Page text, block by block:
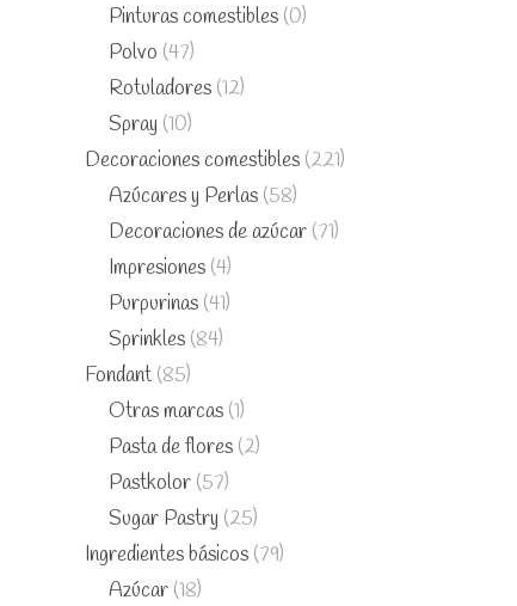
Pinturas comestibles (0)
Polvo (47)
Rotuladores (12)
Spray (10)
Decoraciones comestibles (221)
Azúcares y Perlas (58)
Decoraciones de azúcar (71)
Impresiones (4)
Purpurinas (41)
Sprinkles (84)
Fondant (85)
Otras marcas (1)
Pasta de flores (2)
Pastkolor (57)
Sugar Pastry (25)
Ingredientes básicos (79)
Azúcar (18)